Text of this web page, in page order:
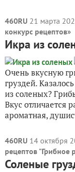
460RU 21 марта
конкурс рецептов»
Икра из
Очень вкусную
груздей.
из соленых?
Вкус отличается
ароматная,
460RU 14 октября
рецептов "Грибное
Соленые